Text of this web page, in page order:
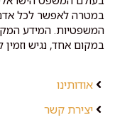
במטרה לאפשר לכל אדם
המשפטיות. המידע
במקום אחד, נגיש וזמין
אודותינו
יצירת קשר